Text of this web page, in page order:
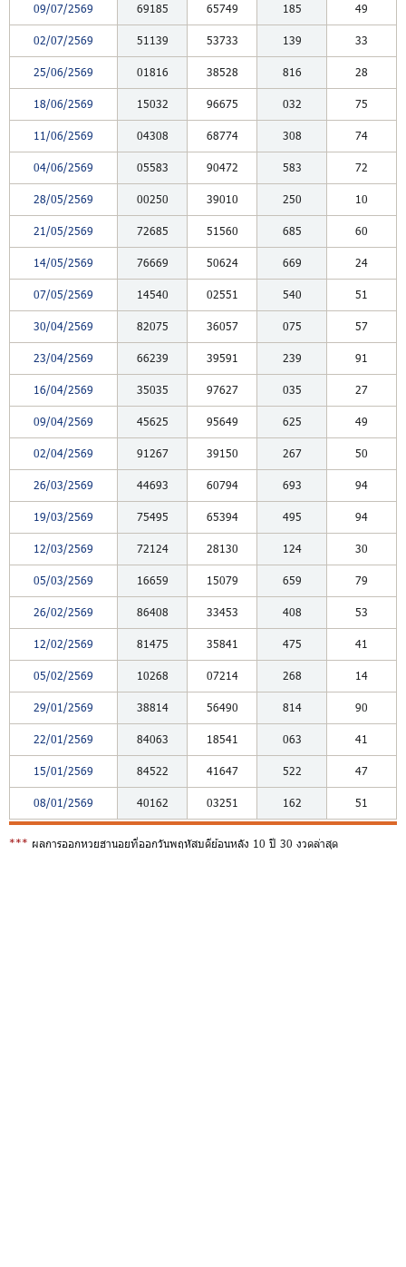
09/07/2569 69185 65749 185 49
02/07/2569 51139 53733 139 33
25/06/2569 01816 38528 816 28
18/06/2569 15032 96675 032 75
11/06/2569 04308 68774 308 74
04/06/2569 05583 90472 583 72
28/05/2569 00250 39010 250 10
21/05/2569 72685 51560 685 60
14/05/2569 76669 50624 669 24
07/05/2569 14540 02551 540 51
30/04/2569 82075 36057 075 57
23/04/2569 66239 39591 239 91
16/04/2569 35035 97627 035 27
09/04/2569 45625 95649 625 49
02/04/2569 91267 39150 267 50
26/03/2569 44693 60794 693 94
19/03/2569 75495 65394 495 94
12/03/2569 72124 28130 124 30
05/03/2569 16659 15079 659 79
26/02/2569 86408 33453 408 53
12/02/2569 81475 35841 475 41
05/02/2569 10268 07214 268 14
29/01/2569 38814 56490 814 90
22/01/2569 84063 18541 063 41
15/01/2569 84522 41647 522 47
08/01/2569 40162 03251 162 51
*** ผลการออกหวยฮานอยที่ออกวันพฤหัสบดีย้อนหลัง 10 ปี 30 งวดล่าสุด